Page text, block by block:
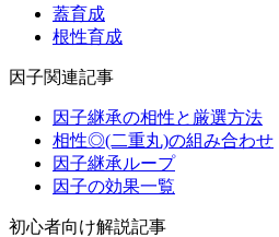
蓋育成
根性育成
因子関連記事
因子継承の相性と厳選方法
相性◎(二重丸)の組み合わせ
因子継承ループ
因子の効果一覧
初心者向け解説記事